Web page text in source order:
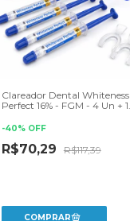
Clareador Dental Whiteness
Perfect 16% - FGM - 4 Un + 1
-40% OFF
R$70,29 R$117,39